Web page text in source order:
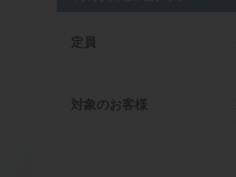
定員
対象のお客様